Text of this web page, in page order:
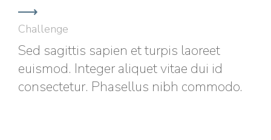
Challenge
Sed sagittis sapien et turpis laoreet
euismod. Integer aliquet vitae dui id
consectetur. Phasellus nibh commodo.